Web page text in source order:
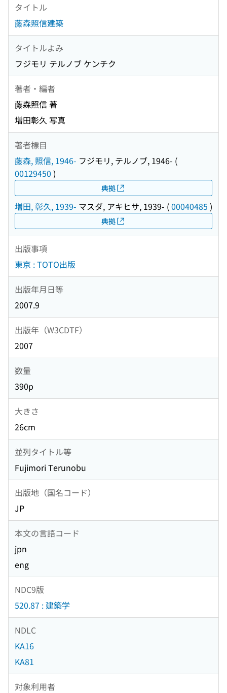
タイトル
藤森照信建築
タイトルよみ
フジモリ テルノブ ケンチク
著者・編者
藤森照信 著
増田彰久 写真
著者標目
藤森, 照信, 1946- フジモリ, テルノブ, 1946- (
00129450 )
典拠
増田, 彰久, 1939- マスダ, アキヒサ, 1939- (00040485 )
典拠
出版事項
東京 : TOTO出版
出版年月日等
2007.9
出版年（W3CDTF）
2007
数量
390p
大きさ
26cm
並列タイトル等
Fujimori Terunobu
出版地（国名コード）
JP
本文の言語コード
jpn
eng
NDC9版
520.87 : 建築学
NDLC
KA16
KA81
対象利用者